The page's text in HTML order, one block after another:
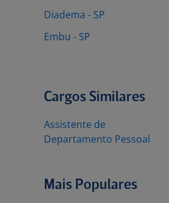
Diadema - SP
Embu - SP
Cargos Similares
Assistente de
Departamento Pessoal
Mais Populares